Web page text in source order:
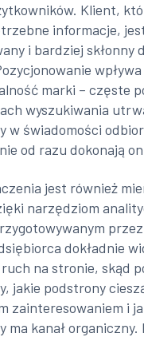
Klient,
informacje,
i bardziej skłonny
marki – częste
wyszukiwania
w świadomości
od razu dokonają
jest również
narzędziom
dokładnie
na stronie, skąd
jakie podstrony
zainteresowaniem i
ma kanał organiczny.